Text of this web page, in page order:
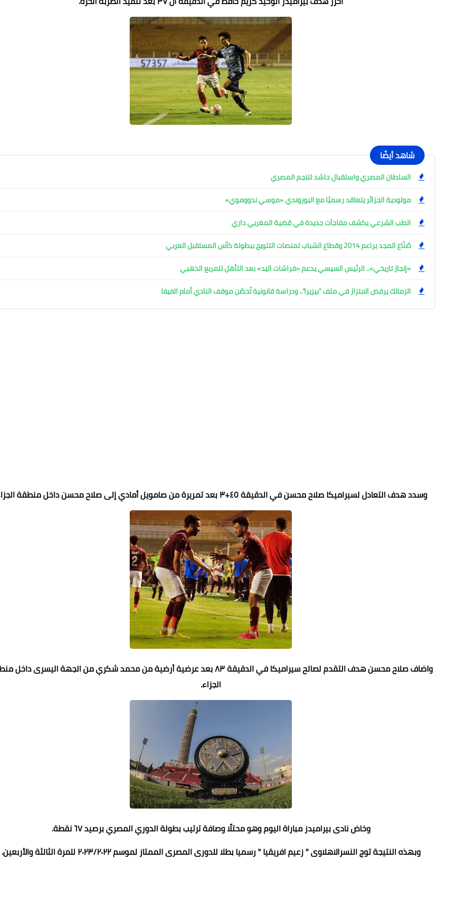
شاهد أيضًا
السلطان المصري واستقبال حاشد للنجم المصري
مولودية الجزائر يتعاقد رسميًا مع البوروندي «موسي ندووموي»
الطب الشرعي يكشف مفاجآت جديدة في قضية المغربي داري
صُنّاع المجد براعم 2014 وقطاع الشباب لمنصات التتويج ببطولة كأس المستقبل العربي
«إنجاز تاريخي».. الرئيس السيسي يدعم «فراشات اليد» بعد التأهل للمربع الذهبي
الزمالك يرفض الابتزاز في ملف "بيزيرا".. ودراسة قانونية تُحصّن موقف النادي أمام الفيفا
وسدد هدف التعادل لسيراميكا صلاح محسن في الدقيقة ٤٥+٣ بعد تمريرة من صامويل أمادي إلى صلاح محسن داخل منطقة الجزاء.
واضاف صلاح محسن هدف التقدم لصالح سيراميكا في الدقيقة ٨٣ بعد عرضية أرضية من محمد شكري من الجهة اليسرى
الجزاء.
وخاض نادى بيراميدز مباراة اليوم وهو محتلًا وصافة ترتيب بطولة الدوري المصري برصيد ٦٧ نقطة.
وبهذه النتيجة توج النسرالاهلاوى " زعيم افريقيا " رسميا بطلا للدورى المصرى الممتاز لموسم ٢٠٢٣/٢٠٢٢ للمرة الثالثة والأربعين.